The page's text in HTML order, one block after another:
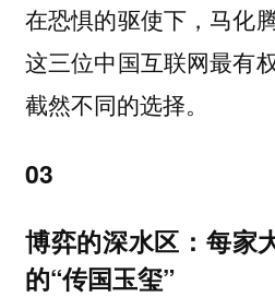
在恐惧的驱使下，马化
这三位中国互联网最有
截然不同的选择。
03
博弈的深水区：每家
的“传国玉玺”